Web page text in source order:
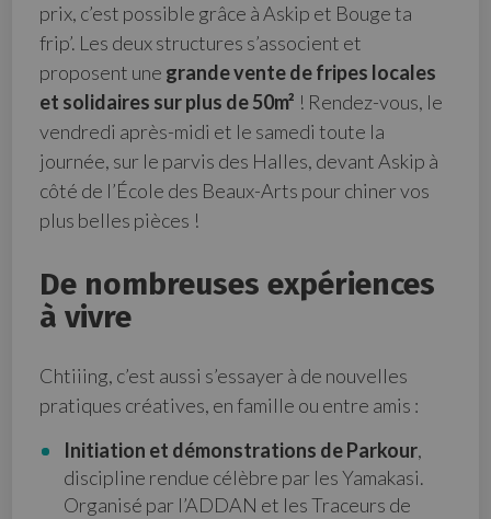
prix, c’est possible grâce à Askip et Bouge ta
frip’. Les deux structures s’associent et
proposent une grande vente de fripes locales
et solidaires sur plus de 50m² ! Rendez-vous, le
vendredi après-midi et le samedi toute la
journée, sur le parvis des Halles, devant Askip à
côté de l’École des Beaux-Arts pour chiner vos
plus belles pièces !
De nombreuses expériences
à vivre
Chtiiing, c’est aussi s’essayer à de nouvelles
pratiques créatives, en famille ou entre amis :
Initiation et démonstrations de Parkour,
discipline rendue célèbre par les Yamakasi.
Organisé par l’ADDAN et les Traceurs de